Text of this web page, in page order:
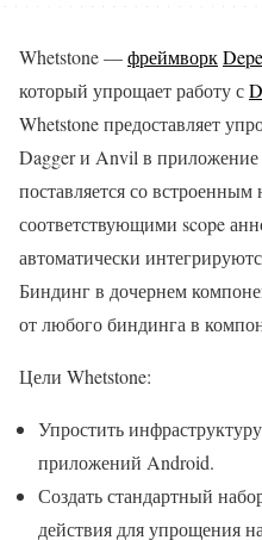
Whetstone —фреймворк
который упрощает работу с
Whetstone предоставляет
Dagger и Anvil в приложение
поставляется со
соответствующими scope
автоматически
Биндинг в дочернем
от любого биндинга в
Цели Whetstone:
Упростить
приложений Android.
Создать стандартный
действия для упрощения